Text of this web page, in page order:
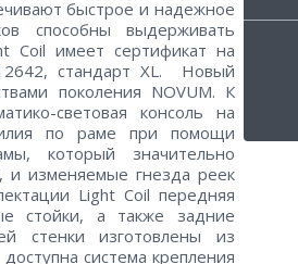
быстрое и надежное
способны выдерживать
Coil имеет сертификат на
стандарт XL. Новый
поколения NOVUM. К
световая консоль на
по раме при помощи
который значительно
и изменяемые гнезда реек
Light Coil передняя
стойки, а также задние
стенки изготовлены из
система крепления